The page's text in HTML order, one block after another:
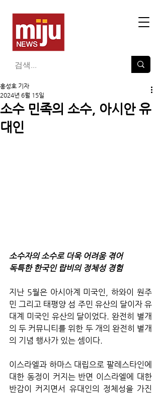
소수 민족의 소수, 아시안 유
대인
홍성호 기자
2024년 6월 15일
소수자의 소수로 더욱 어려움 겪어
독특한 한국인 랍비의 정체성 경험
지난 5월은 아시아계 미국인, 하와이 원주
민 그리고 태평양 섬 주민 유산의 달이자 유
대계 미국인 유산의 달이었다. 완전히 별개
의 두 커뮤니티를 위한 두 개의 완전히 별개
의 기념 행사가 있는 셈이다.
이스라엘과 하마스 대립으로 팔레스타인에
대한 동정이 커지는 반면 이스라엘에 대한
반감이 커지면서 유대인의 정체성을 가진